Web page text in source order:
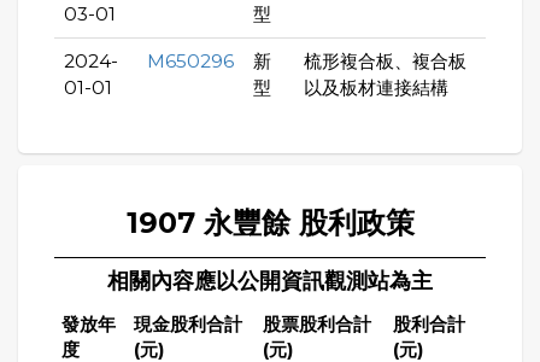
03-01
型
2024-
01-01
M650296
新
型
梳形複合板、複合板
以及板材連接結構
1907 永豐餘 股利政策
相關內容應以公開資訊觀測站為主
發放年
度
現金股利合計
(元)
股票股利合計
(元)
股利合計
(元)